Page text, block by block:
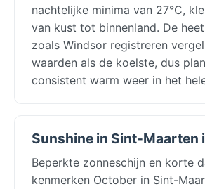
nachtelijke minima van 27°C,
van kust tot binnenland. De
zoals Windsor registreren
waarden als de koelste, dus
consistent warm weer in het
Sunshine in Sint-Maarten
Beperkte zonneschijn en korte
kenmerken October in Sint-